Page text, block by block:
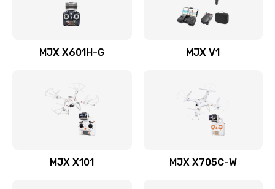
MJX X601H-G MJX V1
MJX X101 MJX X705C-W